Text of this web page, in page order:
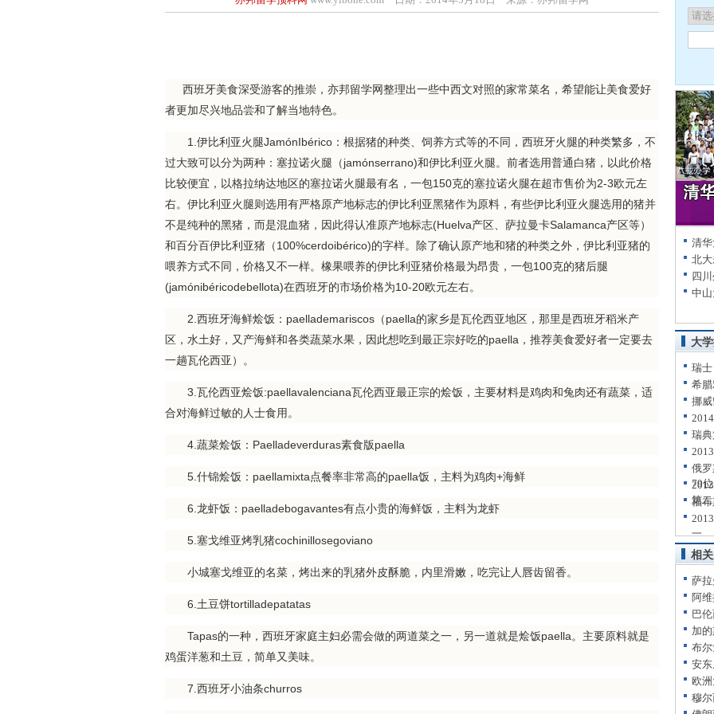
西班牙美食深受游客的推崇，亦邦留学网整理出一些中西文对照的家常菜名，希望能让美食爱好
者更加尽兴地品尝和了解当地特色。
1.伊比利亚火腿JamónIbérico：根据猪的种类、饲养方式等的不同，西班牙火腿的种类繁多，不
过大致可以分为两种：塞拉诺火腿（jamónserrano)和伊比利亚火腿。前者选用普通白猪，以此价格
比较便宜，以格拉纳达地区的塞拉诺火腿最有名，一包150克的塞拉诺火腿在超市售价为2-3欧元左
右。伊比利亚火腿则选用有严格原产地标志的伊比利亚黑猪作为原料，有些伊比利亚火腿选用的猪并
不是纯种的黑猪，而是混血猪，因此得认准原产地标志(Huelva产区、萨拉曼卡Salamanca产区等）
和百分百伊比利亚猪（100%cerdoibérico)的字样。除了确认原产地和猪的种类之外，伊比利亚猪的
喂养方式不同，价格又不一样。橡果喂养的伊比利亚猪价格最为昂贵，一包100克的猪后腿
(jamónibéricodebellota)在西班牙的市场价格为10-20欧元左右。
2.西班牙海鲜烩饭：paellademariscos（paella的家乡是瓦伦西亚地区，那里是西班牙稻米产
区，水土好，又产海鲜和各类蔬菜水果，因此想吃到最正宗好吃的paella，推荐美食爱好者一定要去
一趟瓦伦西亚）。
3.瓦伦西亚烩饭:paellavalenciana瓦伦西亚最正宗的烩饭，主要材料是鸡肉和兔肉还有蔬菜，适
合对海鲜过敏的人士食用。
4.蔬菜烩饭：Paelladeverduras素食版paella
5.什锦烩饭：paellamixta点餐率非常高的paella饭，主料为鸡肉+海鲜
6.龙虾饭：paelladebogavantes有点小贵的海鲜饭，主料为龙虾
5.塞戈维亚烤乳猪cochinillosegoviano
小城塞戈维亚的名菜，烤出来的乳猪外皮酥脆，内里滑嫩，吃完让人唇齿留香。
6.土豆饼tortilladepatatas
Tapas的一种，西班牙家庭主妇必需会做的两道菜之一，另一道就是烩饭paella。主要原料就是
鸡蛋洋葱和土豆，简单又美味。
7.西班牙小油条churros
清
北
四
中
大
瑞
希
挪
瑞
俄
79位
第二
福
一
相
萨
阿
巴
加
布
安
欧
穆